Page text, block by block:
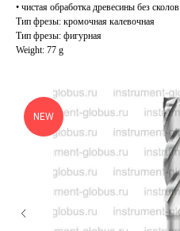
• чистая обработка древесины без сколов
Тип фрезы: кромочная калевочная
Тип фрезы: фигурная
Weight: 77 g
NEW